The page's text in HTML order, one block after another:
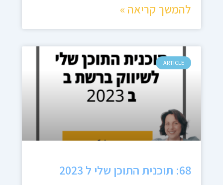
להמשך קריאה »
ARTICLE
68: תוכנית התוכן שלי ל 2023